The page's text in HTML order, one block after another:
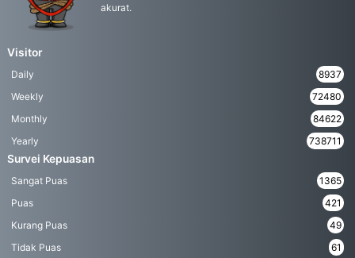
akurat.
Visitor
Daily
8937
Weekly
72480
Monthly
84622
Yearly
738711
Survei Kepuasan
Sangat Puas
1365
Puas
421
Kurang Puas
49
Tidak Puas
61